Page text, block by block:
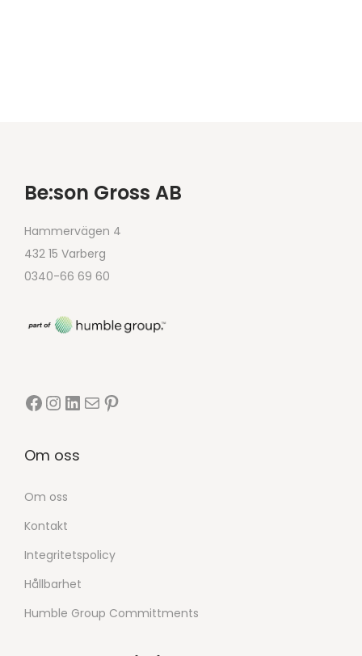
Be:son Gross AB
Hammervägen 4
432 15 Varberg
0340-66 69 60
Om oss
Om oss
Kontakt
Integritetspolicy
Hållbarhet
Humble Group Committments